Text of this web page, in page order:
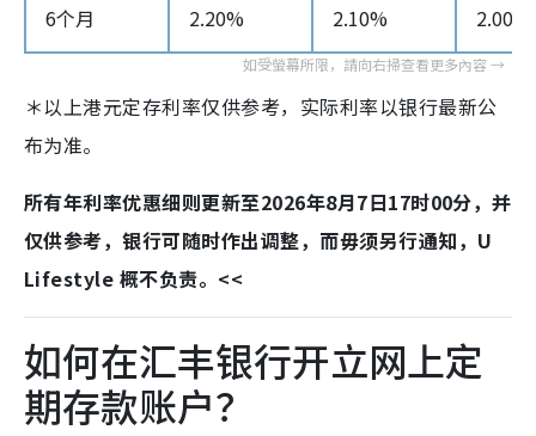
6个月 2.20% 2.10% 2.00%
＊以上港元定存利率仅供参考，实际利率以银行最新公
布为准。
所有年利率优惠细则更新至2026年8月7日17时00分，并
仅供参考，银行可随时作出调整，而毋须另行通知，U
Lifestyle 概不负责。<<
如何在汇丰银行开立网上定
期存款账户？